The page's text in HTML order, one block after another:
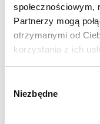
Partnerzy mogą
otrzymanymi od
korzystania z ich
zgody
Niezbędne
Do wyboru 3
Wydruk
117g/m2
Grafika
drukowane cyfrowo w